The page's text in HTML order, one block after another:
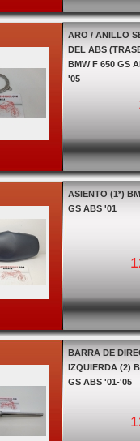
ARO / ANILLO
DEL ABS
BMW F 650 GS
'05
ASIENTO (1*)
GS ABS '01
BARRA DE
IZQUIERDA (2)
GS ABS '01-'05